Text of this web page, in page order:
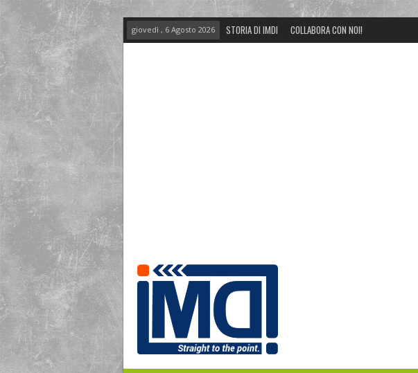
giovedì , 6 Agosto 2026 STORIA DI IMDI COLLABORA CON NOI!